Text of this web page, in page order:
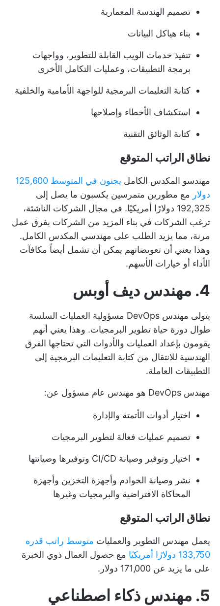
تصميم الهندسة المعمارية
بناء هياكل البيانات
تنفيذ خدمات الويب القابلة للتطوير، وواجهات
برمجة التطبيقات، وعمليات التكامل الأخرى
كتابة التعليمات البرمجية للواجهة الأمامية والخلفية
استكشاف الأخطاء وإصلاحها
كتابة الوثائق التقنية
نطاق الراتب المتوقع
مهندسو المكدس الكامل
يجنون في المتوسط 125,600
دولار مع مطورين متمرسين يكسبون ما يصل إلى
192,325 دولارًا أمريكيًا. في مجال الشركات الناشئة،
ترغب الشركات في بناء المزيد من الشركات بفرق عمل
مرنة، مما يزيد الطلب على مهندسي المكدس الكامل.
وهذا يعني أن تعويضاتهم يمكن أن تشمل أيضاً مكافآت
الأداء أو خيارات الأسهم.
4. مهندس ديف أوبس
يتولى مهندس DevOps مسؤولية العمليات السلسة
طوال دورة حياة تطوير البرمجيات. وهذا يعني أنهم
يقومون بإعداد العمليات والأدوات التي تحتاجها الفرق
الهندسية للانتقال من كتابة التعليمات البرمجية إلى
التطبيقات العاملة.
مهندس DevOps هو مهندس عام مسؤول عن:
اختيار أدوات الأتمتة والإدارة
تصميم عمليات فعالة لتطوير البرمجيات
اختيار وتوفير وصيانة CI/CD وتوفيرها وصيانتها
نشر وصيانة الخوادم وأجهزة التخزين وأجهزة
المحاكاة الافتراضية والبرمجيات وغيرها
نطاق الراتب المتوقع
يعمل مهندس التطوير والعمليات متوسط راتب قدره
133,750 دولارًا أمريكيًا
مع حصول العمال ذوي الخبرة
على ما يزيد عن 171,000 دولار.
5. مهندس ذكاء اصطناعي